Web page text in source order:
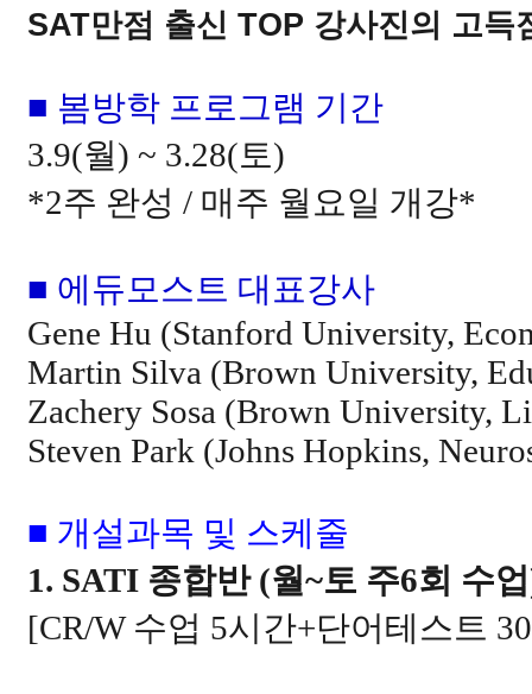
SAT만점 출신 TOP 강사진의 고득
■ 봄방학 프로그램 기간
3.9(월) ~ 3.28(토)
*2주 완성 / 매주 월요일 개강*
■ 에듀모스트 대표강사
Gene Hu (Stanford University,
Martin Silva (Brown University,
Zachery Sosa (Brown University,
Steven Park (Johns Hopkins,
■ 개설과목 및 스케줄
1. SATI 종합반(월~토 주6회 수업
[CR/W 수업 5시간+단어테스트 30